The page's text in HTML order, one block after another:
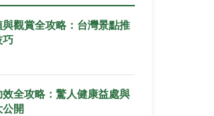
觀賞全攻略：台灣景點推
巧
全攻略：驚人健康益處與
開